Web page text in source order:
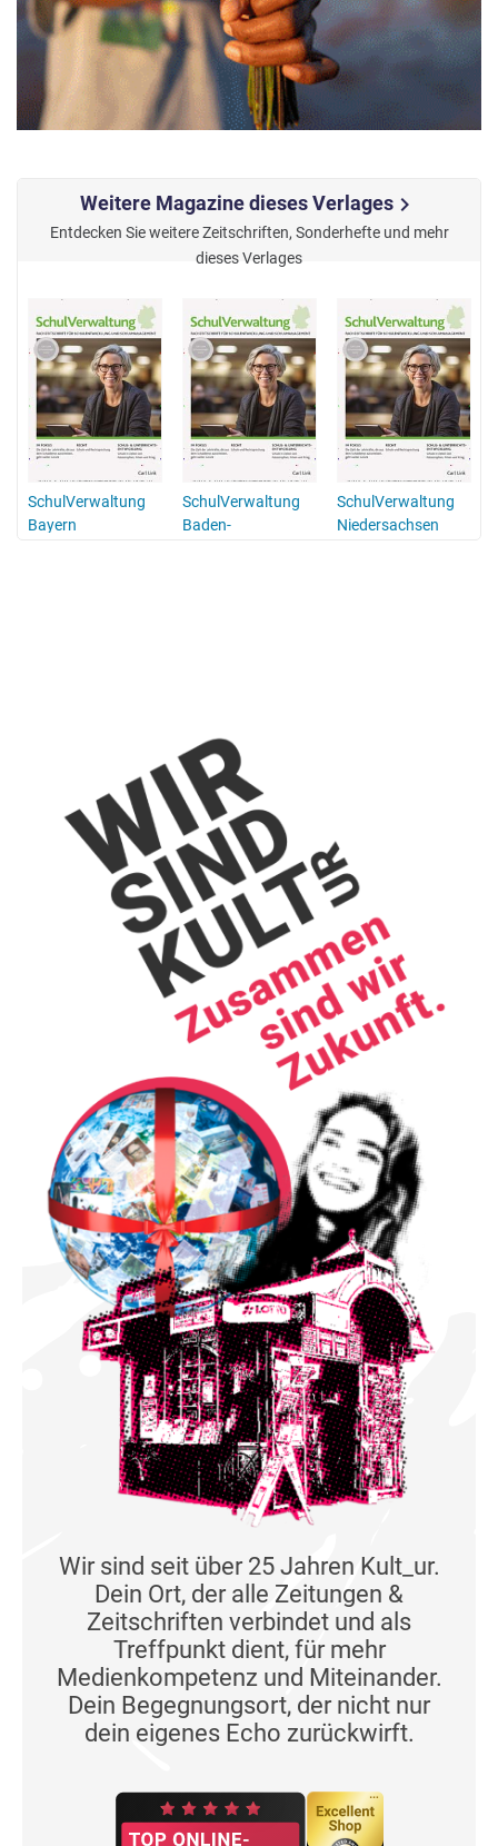
Weitere Magazine dieses Verlageschevron_right
Entdecken Sie weitere Zeitschriften, Sonderhefte und mehr
dieses Verlages
SchulVerwaltung
Bayern
SchulVerwaltung
Baden-
SchulVerwaltung
Niedersachsen
Wir sind seit über 25 Jahren Kult_ur.
Dein Ort, der alle Zeitungen &
Zeitschriften verbindet und als
Treffpunkt dient, für mehr
Medienkompetenz und Miteinander.
Dein Begegnungsort, der nicht nur
dein eigenes Echo zurückwirft.